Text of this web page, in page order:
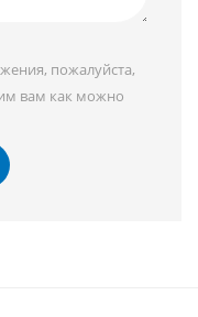
пожалуйста,
вам как можно